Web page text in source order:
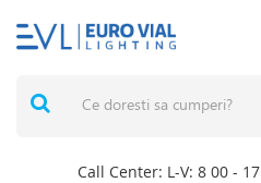
Call Center: L-V: 8 00 - 17